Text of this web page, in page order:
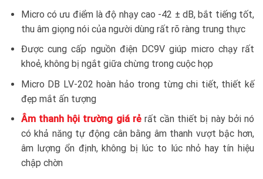
Micro có ưu điểm là độ nhạy cao -42 ± dB, bắt tiếng tốt,
thu âm giọng nói của người dùng rất rõ ràng trung thực
Được cung cấp nguồn điện DC9V giúp micro chạy rất
khoẻ, không bị ngắt giữa chừng trong cuộc họp
Micro DB LV-202 hoàn hảo trong từng chi tiết, thiết kế
đẹp mắt ấn tượng
Âm thanh hội trường giá rẻrất cần thiết bị này bởi nó
có khả năng tự động cân bằng âm thanh vượt bậc hơn,
âm lượng ổn định, không bị lúc to lúc nhỏ hay tín hiệu
chập chờn